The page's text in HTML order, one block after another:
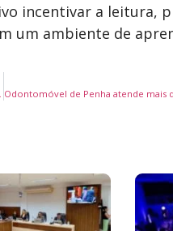
incentivar a leitura,
um ambiente de
de Vento